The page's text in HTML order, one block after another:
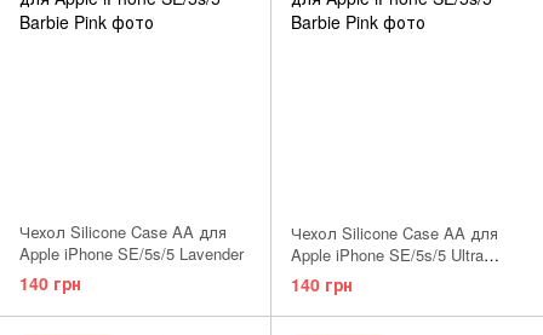
Чехол Silicone Case AA для
Apple iPhone SE/5s/5 Lavender
140 грн
Чехол Silicone Case AA для
Apple iPhone SE/5s/5 Ultra
Violet
140 грн